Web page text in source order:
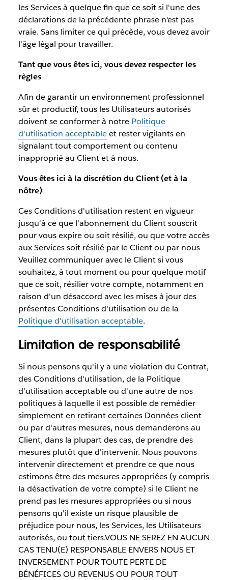
les Services à quelque fin que ce soit si l'une des
déclarations de la précédente phrase n'est pas
vraie. Sans limiter ce qui précède, vous devez avoir
l'âge légal pour travailler.
Tant que vous êtes ici, vous devez respecter les
règles
Afin de garantir un environnement professionnel
sûr et productif, tous les Utilisateurs autorisés
doivent se conformer à notre Politique
d'utilisation acceptableet rester vigilants en
signalant tout comportement ou contenu
inapproprié au Client et à nous.
Vous êtes ici à la discrétion du Client (et à la
nôtre)
Ces Conditions d'utilisation restent en vigueur
jusqu'à ce que l'abonnement du Client souscrit
pour vous expire ou soit résilié, ou que votre accès
aux Services soit résilié par le Client ou par nous
Veuillez communiquer avec le Client si vous
souhaitez, à tout moment ou pour quelque motif
que ce soit, résilier votre compte, notamment en
raison d'un désaccord avec les mises à jour des
présentes Conditions d'utilisation ou de la
Politique d'utilisation acceptable.
Limitation de responsabilité
Si nous pensons qu'il y a une violation du Contrat,
des Conditions d'utilisation, de la Politique
d'utilisation acceptable ou d'une autre de nos
politiques à laquelle il est possible de remédier
simplement en retirant certaines Données client
ou par d'autres mesures, nous demanderons au
Client, dans la plupart des cas, de prendre des
mesures plutôt que d'intervenir. Nous pouvons
intervenir directement et prendre ce que nous
estimons être des mesures appropriées (y compris
la désactivation de votre compte) si le Client ne
prend pas les mesures appropriées ou si nous
pensons qu'il existe un risque plausible de
préjudice pour nous, les Services, les Utilisateurs
autorisés, ou tout tiers.VOUS NE SEREZ EN AUCUN
CAS TENU(E) RESPONSABLE ENVERS NOUS ET
INVERSEMENT POUR TOUTE PERTE DE
BÉNÉFICES OU REVENUS OU POUR TOUT